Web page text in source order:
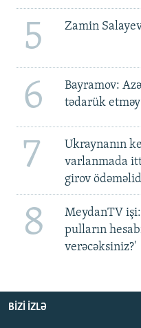
5 Zamin
6
Bayramov:
tədarük
7
Ukraynanın
varlanmada
girov
8
MeydanTV
pulların
verəcəksiniz?'
BIZI IZLƏ